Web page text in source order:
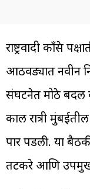
राष्ट्रवादी काँग्रेस
आठवड्यात नवीन
संघटनेत मोठे बदल
काल रात्री
पार पडली. या
तटकरे आणि